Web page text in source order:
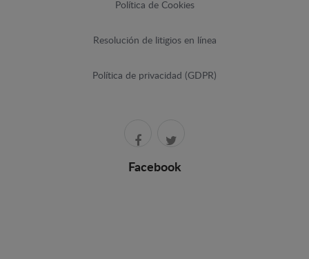
Política de Cookies
Resolución de litigios en línea
Política de privacidad (GDPR)
Facebook